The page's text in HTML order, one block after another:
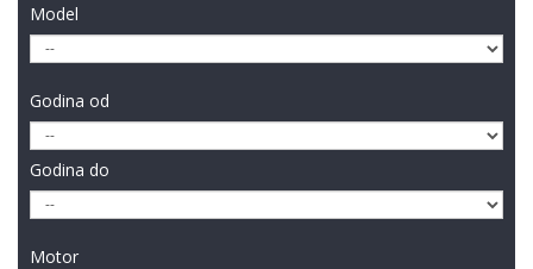
Model
Godina od
Godina do
Motor